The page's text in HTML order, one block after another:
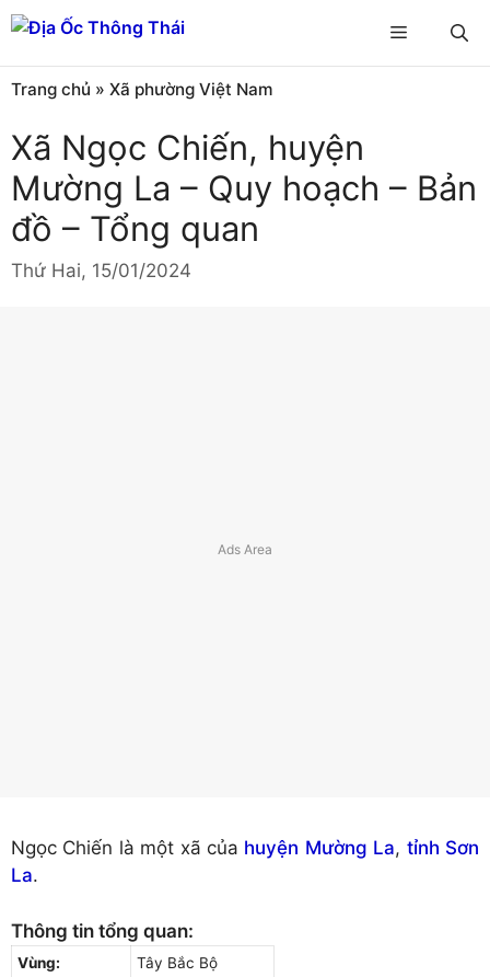
Chuyển
đến
nội
dung
Menu
Trang chủ » Xã phường Việt Nam
Xã Ngọc Chiến, huyện
Mường La – Quy hoạch – Bản
đồ – Tổng quan
Thứ Hai, 15/01/2024
Ngọc Chiến là một xã của huyện Mường La, tỉnh Sơn
La.
Thông tin tổng quan:
Vùng:
Tây Bắc Bộ